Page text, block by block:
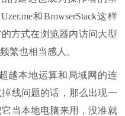
和BrowserStack这样
方式在浏览器内访问大型
繁也相当感人。
本地运算和局域网的连
线问题的话，那么出现一
当本地电脑来用，没准就